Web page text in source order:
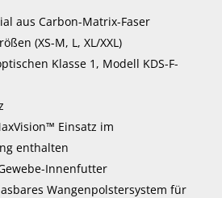
aus Carbon-Matrix-Faser
(XS-M, L, XL/XXL)
Klasse 1, Modell KDS-F-
Einsatz im
enthalten
Innenfutter
Wangenpolstersystem für